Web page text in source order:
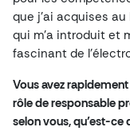
que j’ai acquises
qui m’a introduit et
fascinant de
Vous avez
rôle de responsable
selon vous, qu’est-ce